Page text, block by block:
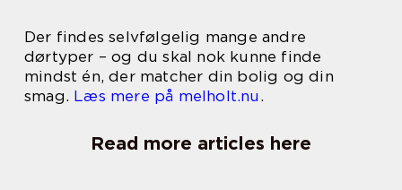
Der findes selvfølgelig mange andre
dørtyper – og du skal nok kunne finde
mindst én, der matcher din bolig og din
smag. Læs mere på melholt.nu .
Read more articles here